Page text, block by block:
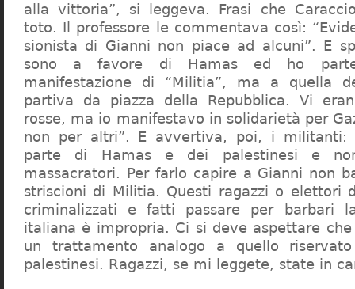
alla vittoria”, si leggeva. Frasi che
toto. Il professore le commentava così:
sionista di Gianni non piace ad alcuni”. E
sono a favore di Hamas ed ho
manifestazione di “Militia”, ma a quella
partiva da piazza della Repubblica. Vi
rosse, ma io manifestavo in solidarietà per
non per altri”. E avvertiva, poi, i militanti:
parte di Hamas e dei palestinesi e
massacratori. Per farlo capire a Gianni non
striscioni di Militia. Questi ragazzi o elettori
criminalizzati e fatti passare per barbari
italiana è impropria. Ci si deve aspettare
un trattamento analogo a quello
palestinesi. Ragazzi, se mi leggete, state in